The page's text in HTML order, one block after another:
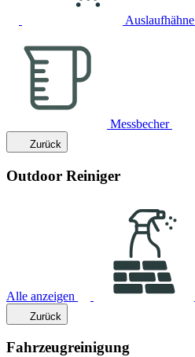
Messbecher
Zurück
Outdoor Reiniger
Alle anzeigen
Zurück
Fahrzeugreinigung